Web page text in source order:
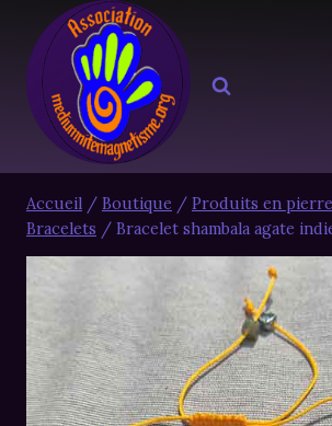
contenu
Accueil / Boutique / Produits en
Bracelets / Bracelet shambala agate